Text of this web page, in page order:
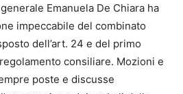
Emanuela De Chiara ha
impeccabile del combinato
dell’art. 24 e del primo
consiliare. Mozioni e
poste e discusse